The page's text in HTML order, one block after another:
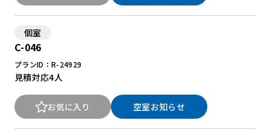
個室
C-046
プランID：R-24929
見積対応4人
お気に入り 空室お知らせ